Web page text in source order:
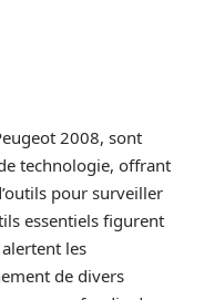
2008, sont
technologie, offrant
pour surveiller
essentiels figurent
les
de divers